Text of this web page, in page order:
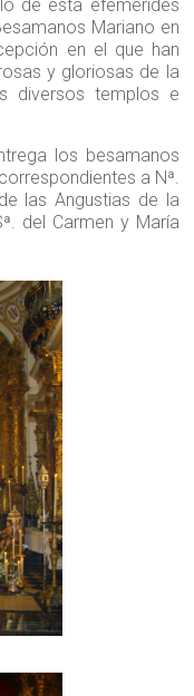
de esta efemérides
Mariano en
en el que han
y gloriosas de la
diversos templos e
los besamanos
a Nª.
las Angustias de la
del Carmen y María